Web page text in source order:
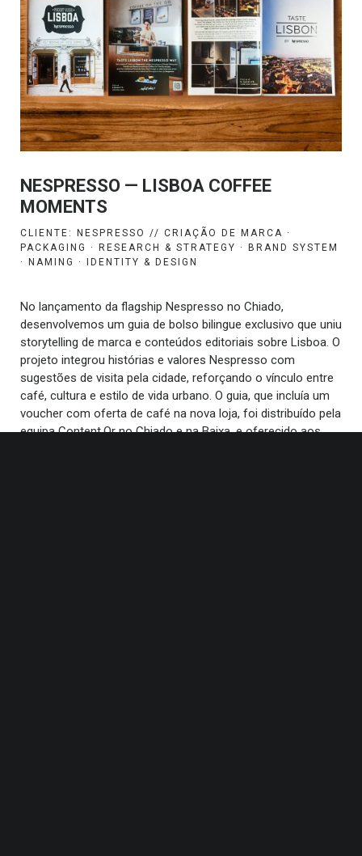
NESPRESSO — LISBOA COFFEE
MOMENTS
CLIENTE: NESPRESSO // CRIAÇÃO DE MARCA ·
PACKAGING · RESEARCH & STRATEGY · BRAND SYSTEM
· NAMING · IDENTITY & DESIGN
No lançamento da flagship Nespresso no Chiado,
desenvolvemos um guia de bolso bilingue exclusivo que uniu
storytelling de marca e conteúdos editoriais sobre Lisboa. O
projeto integrou histórias e valores Nespresso com
sugestões de visita pela cidade, reforçando o vínculo entre
café, cultura e estilo de vida urbano. O guia, que incluía um
voucher com oferta de café na nova loja, foi distribuído pela
equipa Content.Or no Chiado e na Baixa, e oferecido aos